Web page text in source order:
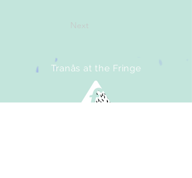
Next
Tranås at the Fringe